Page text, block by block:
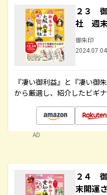
２３
社 週
御朱印
『凄い御利益』と『凄い御
から厳選し、紹介したビギ
AD
２４
末開運